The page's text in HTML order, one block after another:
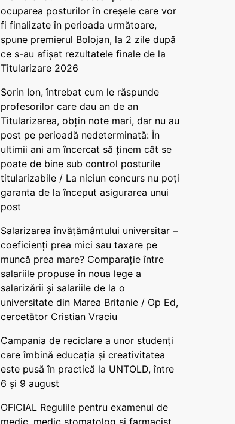
ocuparea posturilor în creșele care vor
fi finalizate în perioada următoare,
spune premierul Bolojan, la 2 zile după
ce s-au afișat rezultatele finale de la
Titularizare 2026
Sorin Ion, întrebat cum le răspunde
profesorilor care dau an de an
Titularizarea, obțin note mari, dar nu au
post pe perioadă nedeterminată: În
ultimii ani am încercat să ținem cât se
poate de bine sub control posturile
titularizabile / La niciun concurs nu poți
garanta de la început asigurarea unui
post
Salarizarea învățământului universitar –
coeficienți prea mici sau taxare pe
muncă prea mare? Comparație între
salariile propuse în noua lege a
salarizării și salariile de la o
universitate din Marea Britanie / Op Ed,
cercetător Cristian Vraciu
Campania de reciclare a unor studenți
care îmbină educația și creativitatea
este pusă în practică la UNTOLD, între
6 și 9 august
OFICIAL Regulile pentru examenul de
medic, medic stomatolog și farmacist